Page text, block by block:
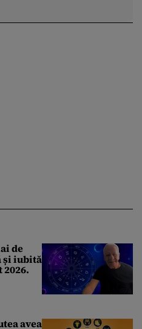
de
și iubită
da
avea